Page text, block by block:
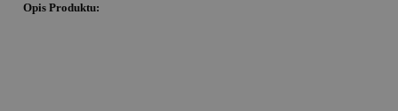
Opis Produktu: